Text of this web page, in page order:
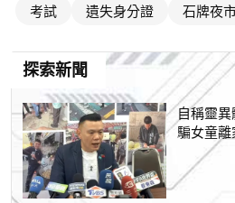
考試 遺失身分證 石牌夜
探索新聞
自稱靈
騙女童